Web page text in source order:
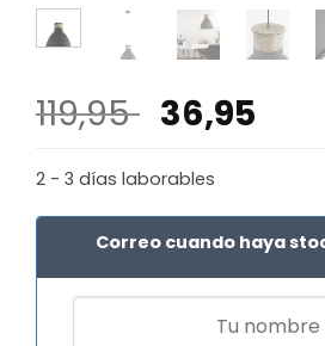
119,95 El
precio
original
era:
119,95 €.
36,95
es:
2 - 3 días laborables
Correo cuando haya